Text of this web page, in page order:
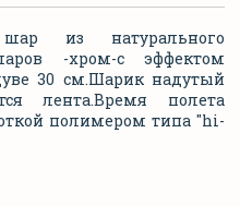
из натурального
-хром-с эффектом
30 см.Шарик надутый
лента.Время полета
полимером типа "hi-